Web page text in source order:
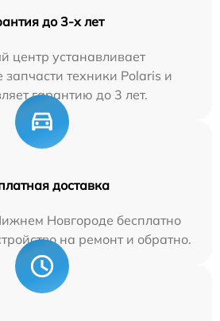
до 3-х лет
центр устанавливает
техники Polaris и
гарантию до 3 лет.
доставка
Новгороде бесплатно
на ремонт и обратно.